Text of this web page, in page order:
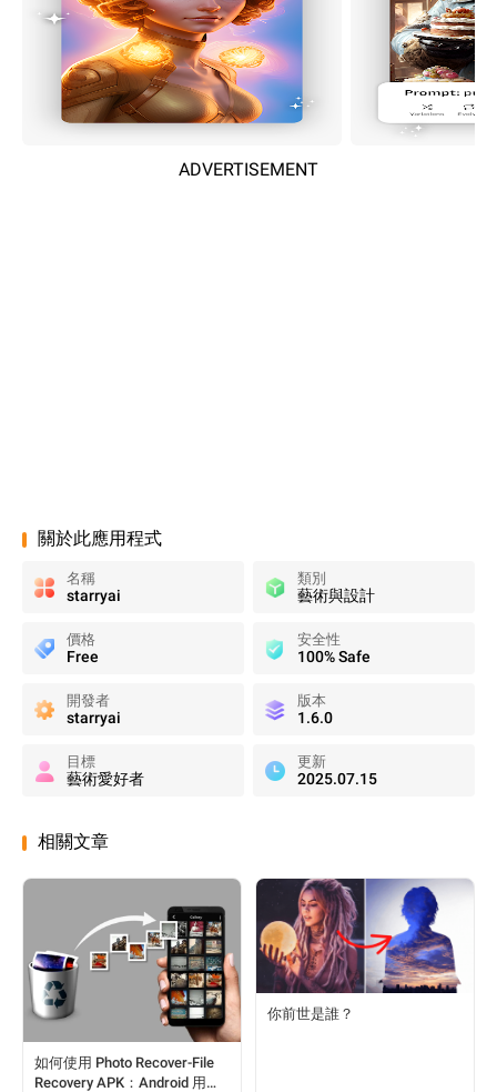
ADVERTISEMENT
關於此應用程式
名稱
starryai
類別
藝術與設計
價格
Free
安全性
100% Safe
開發者
starryai
版本
1.6.0
目標
藝術愛好者
更新
2025.07.15
相關文章
如何使用 Photo Recover-File
Recovery APK：Android 用戶
你前世是誰？